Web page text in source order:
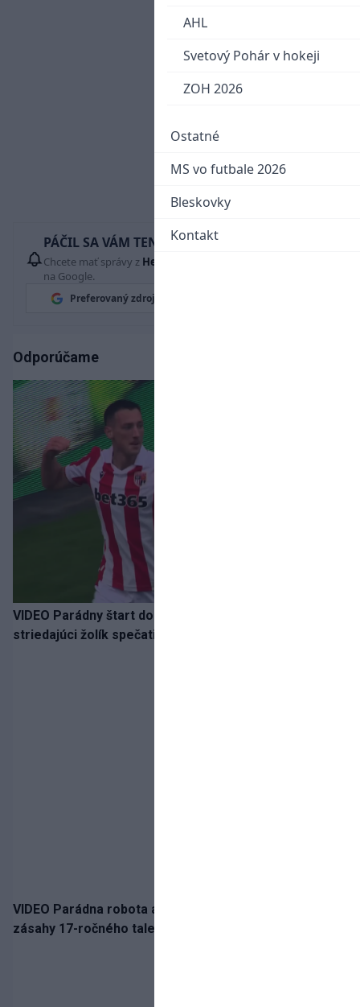
AHL
Svetový Pohár v hokeji
ZOH 2026
Ostatné
MS vo futbale 2026
Bleskovky
Kontakt
PÁČIL SA VÁM TENTO ČLÁNOK?
Chcete mať správy z Hetrik.sk
na Google.
Preferovaný zdroj
Odporúčame
VIDEO Parádny štart do sezóny!: Rýchlik Boženík ako
striedajúci žolík spečatil postup Stoke
VIDEO Parádna robota a gól v oslabení! Pozrite si oba
zásahy 17-ročného talentu Rychlíka proti USA